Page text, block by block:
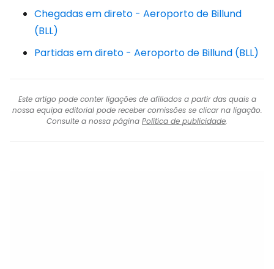
Chegadas em direto - Aeroporto de Billund
(BLL)
Partidas em direto - Aeroporto de Billund (BLL)
Este artigo pode conter ligações de afiliados a partir das quais a
nossa equipa editorial pode receber comissões se clicar na ligação.
Consulte a nossa página Política de publicidade.